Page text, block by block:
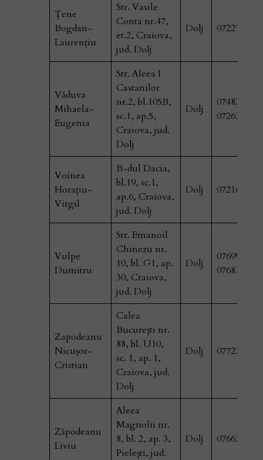
Ţene
Bogdan-
Laurenţiu
Str. Vasile
Conta nr.47,
et.2, Craiova,
jud. Dolj
Dolj 0722724777
Văduva
Mihaela-
Eugenia
Str. Aleea I
Castanilor
nr.2, bl.105B,
sc.1, ap.5,
Craiova, jud.
Dolj
Dolj
0726267916
Voinea
Horaţiu-
Virgil
B-dul Dacia,
bl.19, sc.1,
ap.6, Craiova,
jud. Dolj
Dolj 0721689637
Vulpe
Dumitru
Str. Emanoil
Chinezu nr.
10, bl. G1, ap.
30, Craiova,
jud. Dolj
Dolj
0768375700
Zapodeanu
Nicușor-
Cristian
Calea
București nr.
88, bl. U10,
sc. 1, ap. 1,
Craiova, jud.
Dolj
Dolj 0772258077
Zăpodeanu
Liviu
Aleea
Magnolii nr.
8, bl. 2, ap. 3,
Pielești, jud.
Dolj 0766361053